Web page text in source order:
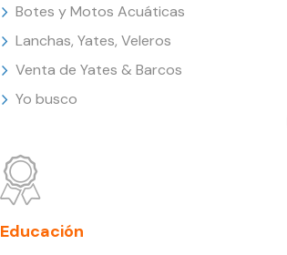
Botes y Motos Acuáticas
Lanchas, Yates, Veleros
Venta de Yates & Barcos
Yo busco
Educación